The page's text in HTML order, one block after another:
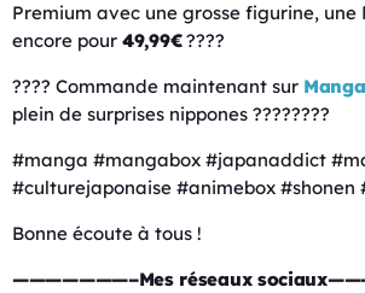
Premium avec une grosse figurine, une
encore pour 49,99€????
???? Commande maintenant sur
plein de surprises nippones ????????
#manga #mangabox #japanaddict
#culturejaponaise #animebox #shonen
Bonne écoute à tous !
———————–Mes réseaux